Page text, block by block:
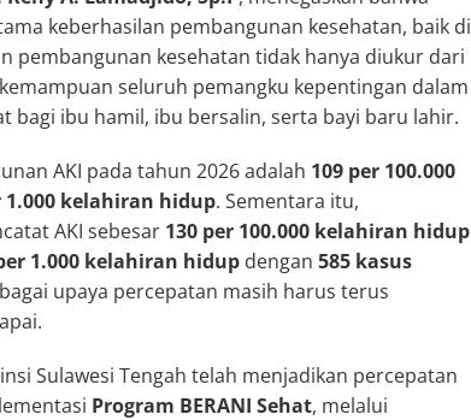
keberhasilan pembangunan kesehatan, baik di
pembangunan kesehatan tidak hanya diukur dari
seluruh pemangku kepentingan dalam
bagi ibu hamil, ibu bersalin, serta bayi baru lahir.
AKI pada tahun 2026 adalah 109 per 100.000
1.000 kelahiran hidup. Sementara itu,
AKI sebesar 130 per 100.000 kelahiran hidup
1.000 kelahiran hidup dengan 585 kasus
upaya percepatan masih harus terus
Sulawesi Tengah telah menjadikan percepatan
Program BERANI Sehat, melalui